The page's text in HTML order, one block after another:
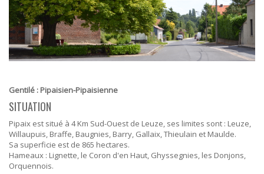
Gentilé : Pipaisien-Pipaisienne
SITUATION
Pipaix est situé à 4 Km Sud-Ouest de Leuze, ses limites sont : Leuze,
Willaupuis, Braffe, Baugnies, Barry, Gallaix, Thieulain et Maulde.
Sa superficie est de 865 hectares.
Hameaux : Lignette, le Coron d'en Haut, Ghyssegnies, les Donjons,
Orquennois.